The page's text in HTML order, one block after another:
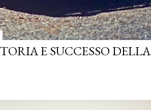
E SUCCESSO DELLA